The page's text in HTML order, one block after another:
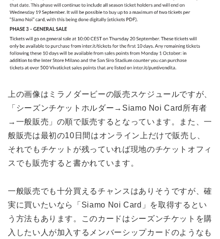
上の画像はミラノダービーの販売スケジュールですが、
「シーズンチケットホルダー→Siamo Noi Card所有者
→一般販売」の順で販売するとなっています。また、一
般販売は最初の10日間はオンライン上だけで販売し、
それでもチケットが残っていれば現地のチケットオフィ
スでも販売すると書かれています。
一般販売でも十分買えるチャンスはありそうですが、確
実に買いたいなら「Siamo Noi Card」を取得するとい
う方法もあります。このカードはシーズンチケットを購
入したい人が加入するメンバーシップカードのようなも